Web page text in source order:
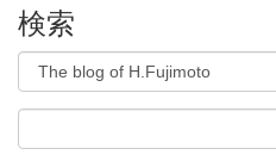
検索